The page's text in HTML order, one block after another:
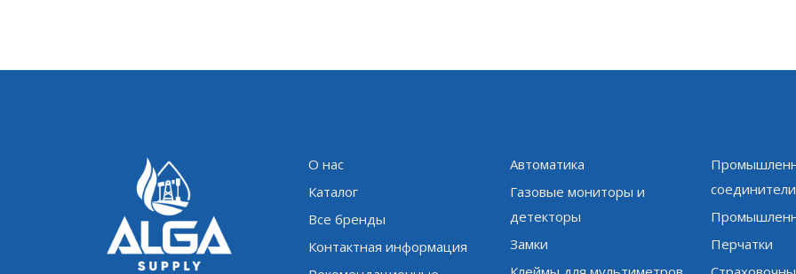
О нас
Каталог
Все бренды
Контактная информация
Автоматика
Газовые мониторы и
детекторы
Замки
соединители
Перчатки